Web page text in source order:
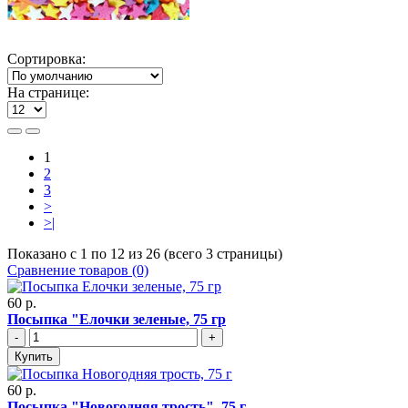
Сортировка:
На странице:
1
2
3
>
>|
Показано с 1 по 12 из 26 (всего 3 страницы)
Сравнение товаров (0)
60 р.
Посыпка "Елочки зеленые, 75 гр
-
+
Купить
60 р.